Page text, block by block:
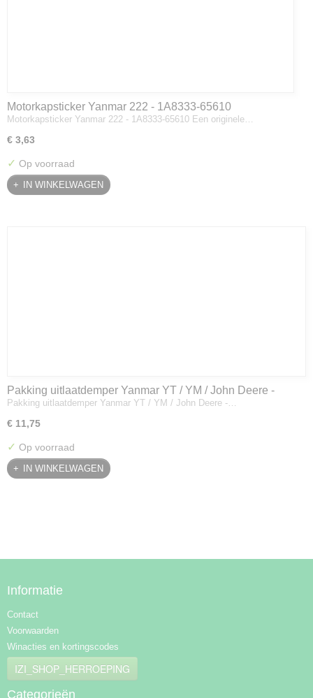
Motorkapsticker Yanmar 222 - 1A8333-65610
Motorkapsticker Yanmar 222 - 1A8333-65610 Een originele…
€ 3,63
✓ Op voorraad
IN WINKELWAGEN
Pakking uitlaatdemper Yanmar YT / YM / John Deere -
128300-13230
Pakking uitlaatdemper Yanmar YT / YM / John Deere -…
€ 11,75
✓ Op voorraad
IN WINKELWAGEN
Informatie
Contact
Voorwaarden
Winacties en kortingscodes
IZI_SHOP_HERROEPING
Categorieën